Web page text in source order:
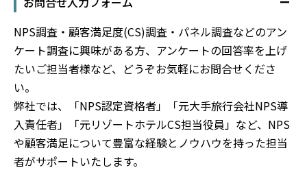
NPS調査・顧客満足度(CS)調査・パネル調査などのアン
ケート調査に興味がある方、アンケートの回答率を上げ
たいご担当者様など、どうぞお気軽にお問合せくださ
い。
弊社では、「NPS認定資格者」「元大手旅行会社NPS導
入責任者」「元リゾートホテルCS担当役員」など、NPS
や顧客満足について豊富な経験とノウハウを持った担当
者がサポートいたします。